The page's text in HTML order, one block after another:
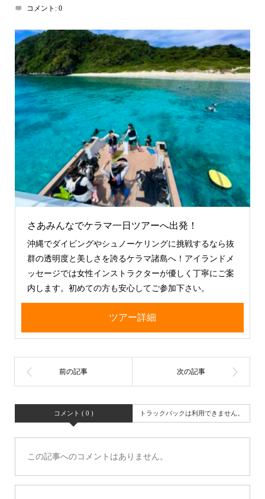
コメント: 0
さあみんなでケラマ一日ツアーへ出発！
沖縄でダイビングやシュノーケリングに挑戦するなら抜
群の透明度と美しさを誇るケラマ諸島へ！アイランドメ
ッセージでは女性インストラクターが優しく丁寧にご案
内します。初めての方も安心してご参加下さい。
ツアー詳細
コメント ( 0 ) トラックバックは利用できません。
この記事へのコメントはありません。